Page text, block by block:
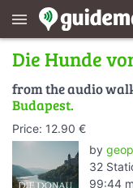
menu
Die Hunde
from the audio
Budapest.
Price: 12.90 €
by
32
99:44